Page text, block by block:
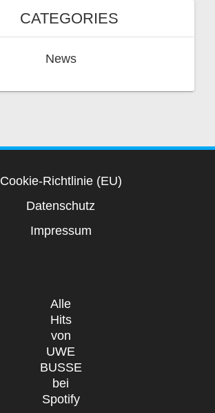
CATEGORIES
News
Cookie-Richtlinie (EU)
Datenschutz
Impressum
Alle
Hits
von
UWE
BUSSE
bei
Spotify